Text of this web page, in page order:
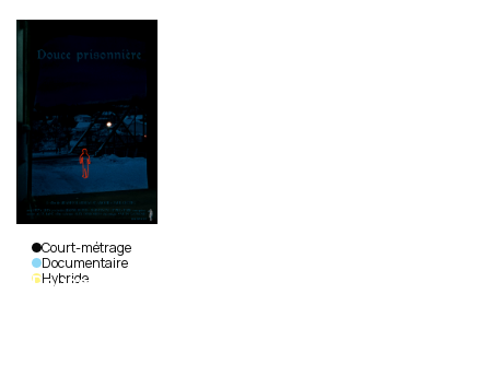
Douce
Court-métrage
Documentaire
Hybride